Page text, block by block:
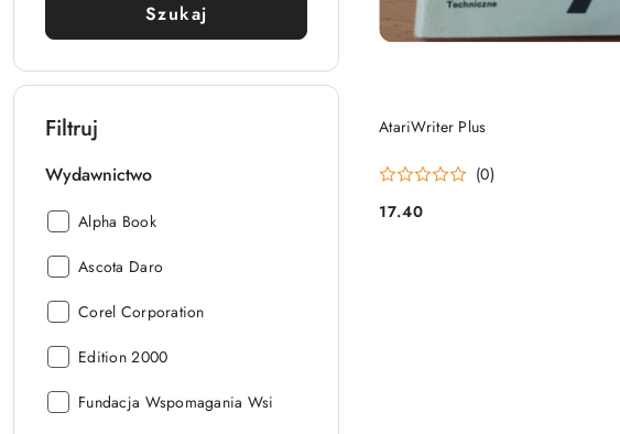
Szukaj
Filtruj
Wydawnictwo
Wydawnictwo:
Alpha Book
Wydawnictwo:
Ascota Daro
Wydawnictwo:
Corel Corporation
Wydawnictwo:
Edition 2000
Wydawnictwo:
Fundacja Wspomagania Wsi
AtariWriter Plus
(0)
Cena:
17.40